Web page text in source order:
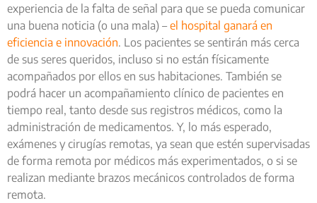
experiencia de la falta de señal para que se pueda comunicar
una buena noticia (o una mala) –el hospital ganará en
eficiencia e innovación. Los pacientes se sentirán más cerca
de sus seres queridos, incluso si no están físicamente
acompañados por ellos en sus habitaciones. También se
podrá hacer un acompañamiento clínico de pacientes en
tiempo real, tanto desde sus registros médicos, como la
administración de medicamentos. Y, lo más esperado,
exámenes y cirugías remotas, ya sean que estén supervisadas
​​de forma remota por médicos más experimentados, o si se
realizan mediante brazos mecánicos controlados de forma
remota.